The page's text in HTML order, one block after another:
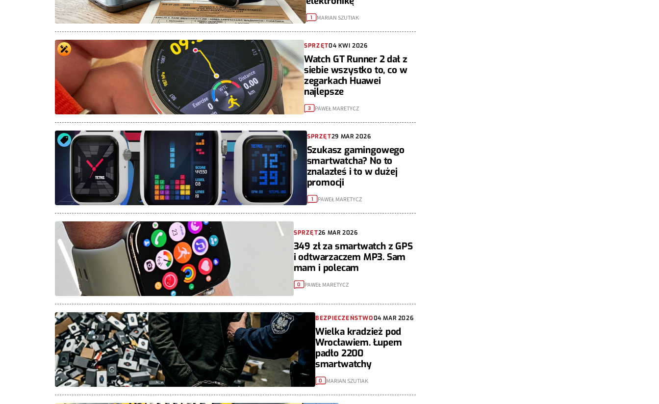
1 MARIAN SZUTIAK
SPRZĘT04 KWI 2026
Watch GT Runner 2 dał z
siebie wszystko to, co w
zegarkach Huawei
najlepsze
3 PAWEŁ MARETYCZ
SPRZĘT29 MAR 2026
Szukasz gamingowego
smartwatcha? No to
znalazłeś i to w dużej
promocji
1 PAWEŁ MARETYCZ
SPRZĘT26 MAR 2026
349 zł za smartwatch z GPS
i odtwarzaczem MP3. Sam
mam i polecam
0 PAWEŁ MARETYCZ
BEZPIECZEŃSTWO04 MAR 2026
Wielka kradzież pod
Wrocławiem. Łupem
padło 2200
smartwatchy
0 MARIAN SZUTIAK